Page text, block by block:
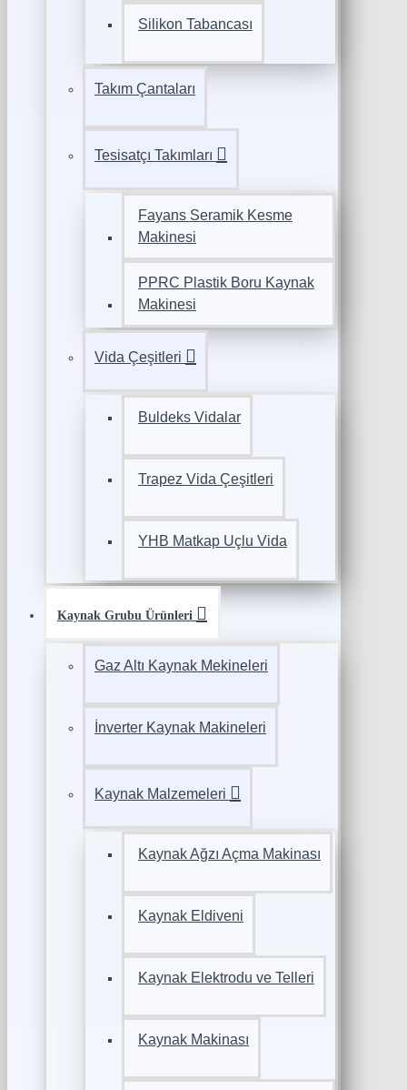
Silikon Tabancası
Takım Çantaları
Tesisatçı Takımları
Fayans Seramik Kesme
Makinesi
PPRC Plastik Boru Kaynak
Makinesi
Vida Çeşitleri
Buldeks Vidalar
Trapez Vida Çeşitleri
YHB Matkap Uçlu Vida
Kaynak Grubu Ürünleri
Gaz Altı Kaynak Mekineleri
İnverter Kaynak Makineleri
Kaynak Malzemeleri
Kaynak Ağzı Açma Makinası
Kaynak Eldiveni
Kaynak Elektrodu ve Telleri
Kaynak Makinası